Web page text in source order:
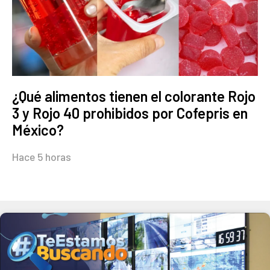
¿Qué alimentos tienen el colorante Rojo
3 y Rojo 40 prohibidos por Cofepris en
México?
Hace 5 horas